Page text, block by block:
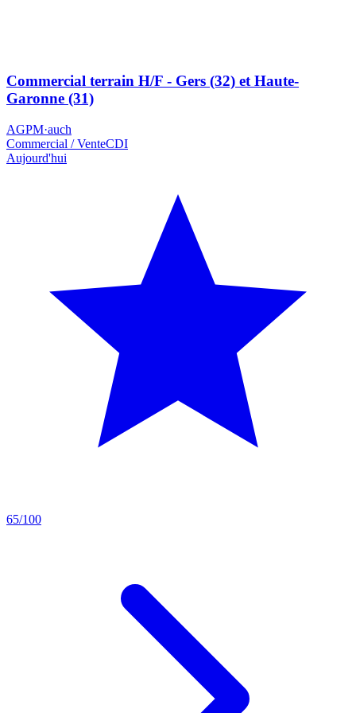
Commercial terrain H/F - Gers (32) et Haute-
Garonne (31)
AGPM·auch
Commercial / VenteCDI
Aujourd'hui
65/100